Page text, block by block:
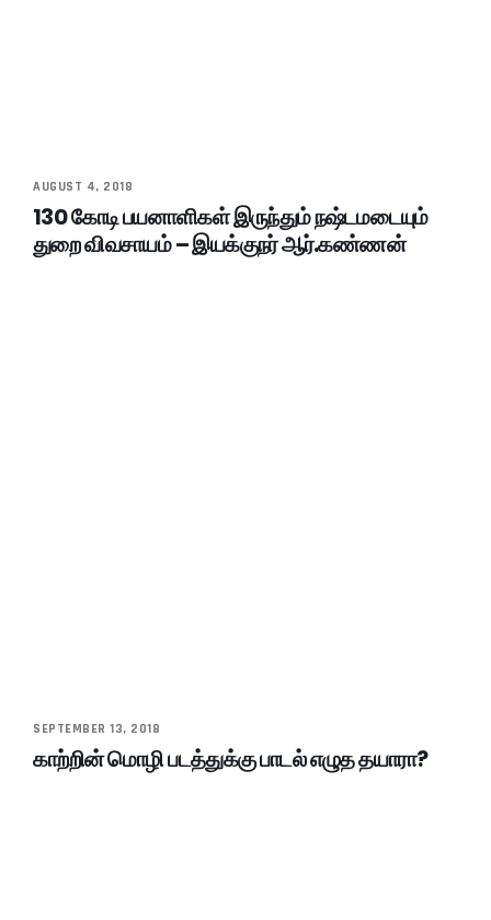
AUGUST 4, 2018
130 கோடி பயனாளிகள் இருந்தும் நஷ்டமடையும்
துறை விவசாயம் – இயக்குநர் ஆர்.கண்ணன்
SEPTEMBER 13, 2018
காற்றின் மொழி படத்துக்கு பாடல் எழுத தயாரா?